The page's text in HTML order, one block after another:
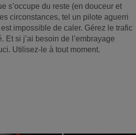
s’occupe du reste (en douceur et
circonstances, tel un pilote aguerri
impossible de caler. Gérez le trafic
Et si j’ai besoin de l’embrayage
Utilisez-le à tout moment.